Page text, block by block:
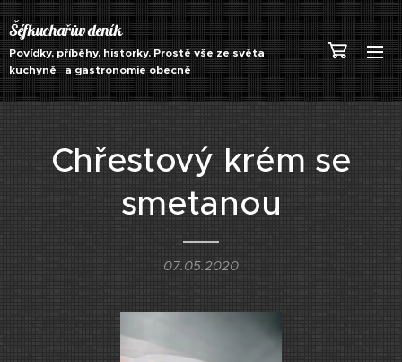
Šéfkuchařův deník
Povídky, příběhy, historky. Prostě vše ze světa
kuchyně a gastronomie obecně
Chřestový krém se
smetanou
07.05.2020